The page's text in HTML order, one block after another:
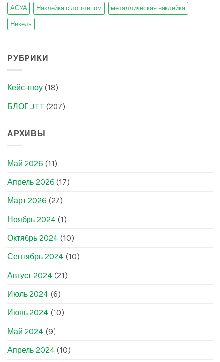
АСУА Наклейка с логотипом металлическая наклейка
Никель
РУБРИКИ
Кейс-шоу (18)
БЛОГ JTT (207)
АРХИВЫ
Май 2026 (11)
Апрель 2026 (17)
Март 2026 (27)
Ноябрь 2024 (1)
Октябрь 2024 (10)
Сентябрь 2024 (10)
Август 2024 (21)
Июль 2024 (6)
Июнь 2024 (10)
Май 2024 (9)
Апрель 2024 (10)